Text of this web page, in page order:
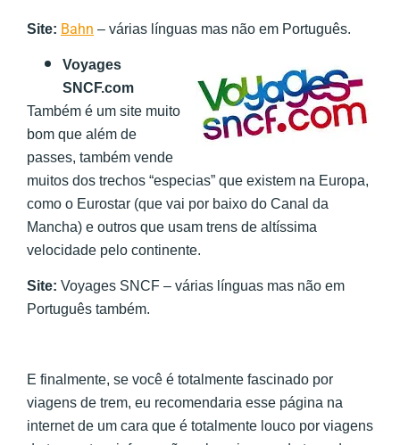
Site: Bahn – várias línguas mas não em Português.
Voyages
SNCF.com
Também é um site muito
bom que além de
passes, também vende
muitos dos trechos “especias” que existem na Europa,
como o Eurostar (que vai por baixo do Canal da
Mancha) e outros que usam trens de altíssima
velocidade pelo continente.
Site: Voyages SNCF – várias línguas mas não em
Português também.
E finalmente, se você é totalmente fascinado por
viagens de trem, eu recomendaria esse página na
internet de um cara que é totalmente louco por viagens